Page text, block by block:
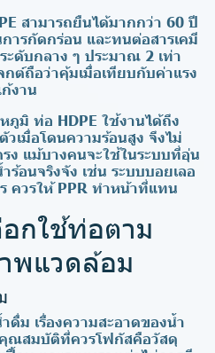
สามารถยืนได้มากกว่า 60 ปี
ารกัดกร่อน และทนต่อสารเคมี
ดับกลาง ๆ ประมาณ 2 เท่า
กต์ถือว่าคุ้มเมื่อเทียบกับค่าแรง
งาน
ภูมิ ท่อ HDPE ใช้งานได้ถึง
เมื่อโดนความร้อนสูง จึงไม่
ง แม้บางคนจะใช้ในระบบที่อุ่น
ร้อนจริงจัง เช่น ระบบบอยเลอ
ควรให้ PPR ทำหน้าที่แทน
กใช้ท่อตาม
พแวดล้อม
ดื่ม เรื่องความสะอาดของน้ำ
ณสมบัติที่ควรโฟกัสคือวัสดุ